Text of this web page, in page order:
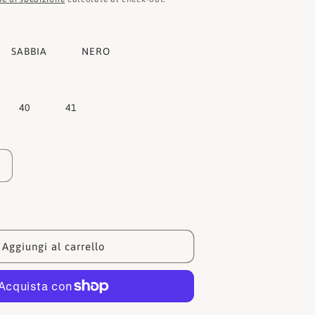
e
g
SABBIA NERO
40 41
E5GZ07BB00F
Aggiungi al carrello